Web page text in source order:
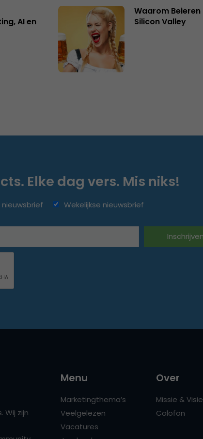
AI en
Waarom
Silicon Valley
Elke dag vers. Mis niks!
nieuwsbrief Wekelijkse nieuwsbrief
Wij zijn
Menu
Marketingthema’s
Veelgelezen
Vacatures
Over
Missie & Visie
Colofon